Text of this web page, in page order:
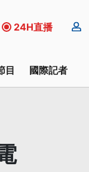
24H直播
目 國際記者